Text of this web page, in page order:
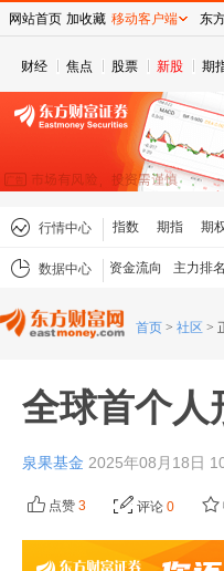
财经 焦点 股票 新股 期
行情中心 指数 期指 期
数据中心 资金流向 主力排名
首页 > 社区 >
全球首个人
泉果基金 2025年08月18日
点赞 3 评论 0
网站首页 加收藏 移动客户端 东